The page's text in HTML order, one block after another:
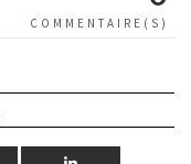
COMMENTAIRE(S)